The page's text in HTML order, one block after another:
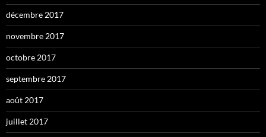
décembre 2017
novembre 2017
octobre 2017
septembre 2017
août 2017
juillet 2017